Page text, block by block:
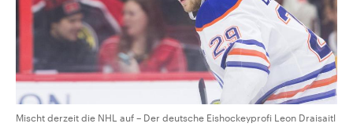
Mischt derzeit die NHL auf – Der deutsche Eishockeyprofi Leon Draisaitl